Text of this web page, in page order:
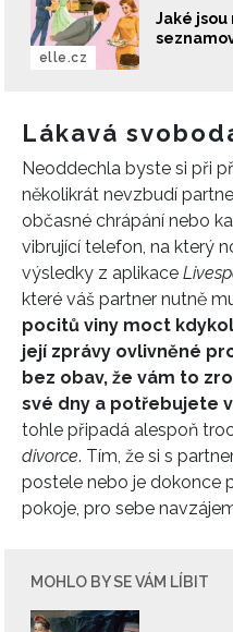
Jaké
elle.cz
Lákavá
Neoddechla byste si při
několikrát nevzbudí
občasné chrápání nebo
vibrující telefon, na který
výsledky z aplikace
které váš partner nutně
pocitů viny moct
její zprávy ovlivněné
bez obav, že vám to
své dny a potřebujete
tohle připadá alespoň
divorce. Tím, že si s
postele nebo je dokonce
pokoje, pro sebe
MOHLO BY SE VÁM LÍBIT